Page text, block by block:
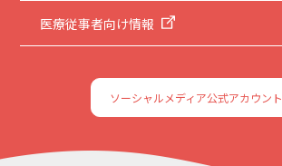
医療従事者向け情報
ソーシャルメディア公式アカウント